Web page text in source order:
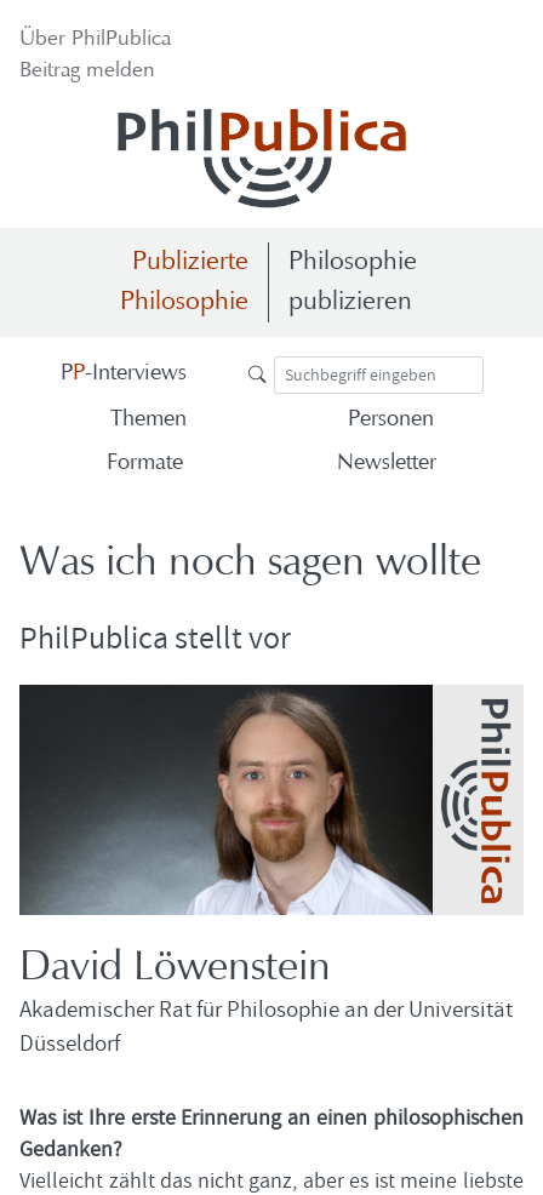
Über Phil­Pu­bli­ca
Bei­trag mel­den
Publizierte
Philosophie
Philosophie
publizieren
PP-​Interviews
The­men
Per­so­nen
For­ma­te
News­let­ter
Was ich noch sagen woll­te
Phil­Pu­bli­ca stellt vor
David Lö­wen­stein
Aka­de­mi­scher Rat für Phi­lo­so­phie an der Uni­ver­si­tät
Düs­sel­dorf
Was ist Ihre erste Er­in­ne­rung an einen phi­lo­so­phi­schen
Ge­dan­ken?
Viel­leicht zählt das nicht ganz, aber es ist meine liebs­te